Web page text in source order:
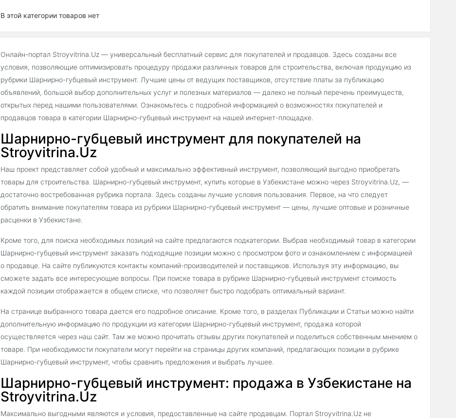
В этой категории товаров нет
Онлайн-портал Stroyvitrina.Uz — универсальный бесплатный сервис для покупателей и продавцов. Здесь созданы все
условия, позволяющие оптимизировать процедуру продажи различных товаров для строительства, включая продукцию из
рубрики Шарнирно-губцевый инструмент. Лучшие цены от ведущих поставщиков, отсутствие платы за публикацию
объявлений, большой выбор дополнительных услуг и полезных материалов — далеко не полный перечень преимуществ,
открытых перед нашими пользователями. Ознакомьтесь с подробной информацией о возможностях покупателей и
продавцов товара в категории Шарнирно-губцевый инструмент на нашей интернет-площадке.
Шарнирно-губцевый инструмент для покупателей на
Stroyvitrina.Uz
Наш проект представляет собой удобный и максимально эффективный инструмент, позволяющий выгодно приобретать
товары для строительства. Шарнирно-губцевый инструмент, купить которые в Узбекистане можно через Stroyvitrina.Uz, —
достаточно востребованная рубрика портала. Здесь созданы лучшие условия пользования. Первое, на что следует
обратить внимание покупателям товара из рубрики Шарнирно-губцевый инструмент — цены, лучшие оптовые и розничные
расценки в Узбекистане.
Кроме того, для поиска необходимых позиций на сайте предлагаются подкатегории. Выбрав необходимый товар в категории
Шарнирно-губцевый инструмент заказать подходящие позиции можно с просмотром фото и ознакомлением с информацией
о продавце. На сайте публикуются контакты компаний-производителей и поставщиков. Используя эту информацию, вы
сможете задать все интересующие вопросы. При поиске товара в рубрике Шарнирно-губцевый инструмент стоимость
каждой позиции отображается в общем списке, что позволяет быстро подобрать оптимальный вариант.
На странице выбранного товара дается его подробное описание. Кроме того, в разделах Публикации и Статьи можно найти
дополнительную информацию по продукции из категории Шарнирно-губцевый инструмент, продажа которой
осуществляется через наш сайт. Там же можно прочитать отзывы других покупателей и поделиться собственным мнением о
товаре. При необходимости покупатели могут перейти на страницы других компаний, предлагающих позиции в рубрике
Шарнирно-губцевый инструмент, чтобы сравнить предложения и выбрать лучшее.
Шарнирно-губцевый инструмент: продажа в Узбекистане на
Stroyvitrina.Uz
Максимально выгодными являются и условия, предоставленные на сайте продавцам. Портал Stroyvitrina.Uz не